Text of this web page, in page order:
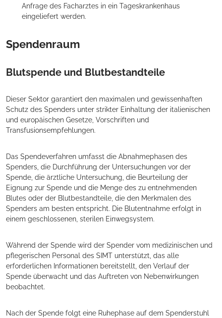
Anfrage des Facharztes in ein Tageskrankenhaus
eingeliefert werden.
Spendenraum
Blutspende und Blutbestandteile
Dieser Sektor garantiert den maximalen und gewissenhaften
Schutz des Spenders unter strikter Einhaltung der italienischen
und europäischen Gesetze, Vorschriften und
Transfusionsempfehlungen.
Das Spendeverfahren umfasst die Abnahmephasen des
Spenders, die Durchführung der Untersuchungen vor der
Spende, die ärztliche Untersuchung, die Beurteilung der
Eignung zur Spende und die Menge des zu entnehmenden
Blutes oder der Blutbestandteile, die den Merkmalen des
Spenders am besten entspricht. Die Blutentnahme erfolgt in
einem geschlossenen, sterilen Einwegsystem.
Während der Spende wird der Spender vom medizinischen und
pflegerischen Personal des SIMT unterstützt, das alle
erforderlichen Informationen bereitstellt, den Verlauf der
Spende überwacht und das Auftreten von Nebenwirkungen
beobachtet.
Nach der Spende folgt eine Ruhephase auf dem Spenderstuhl